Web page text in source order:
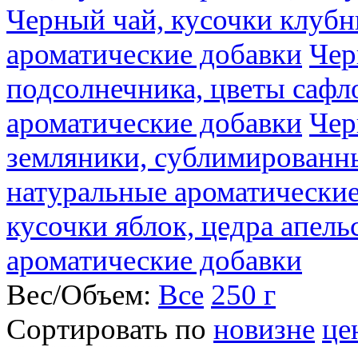
Черный чай, кусочки
ароматические добавки
подсолнечника, цветы
ароматические добавки
земляники,
натуральные
кусочки яблок, цедра
ароматические добавки
Вес/Объем: Все 250 г
Сортировать по новизне